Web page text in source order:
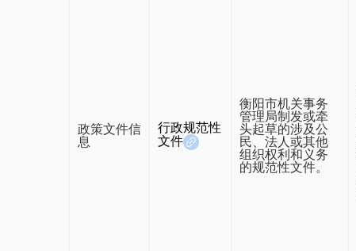
政策文件信
息
行政规范性
文件
衡阳市机关事务
管理局制发或牵
头起草的涉及公
民、法人或其他
组织权利和义务
的规范性文件。